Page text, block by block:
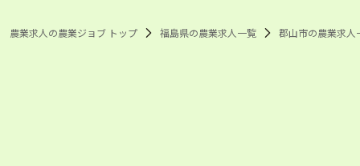
農業求人の農業ジョブ トップ 福島県の農業求人一覧 郡山市の農業求人